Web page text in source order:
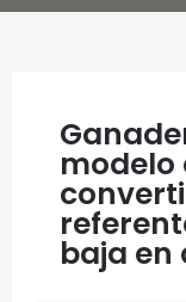
modelo
baja en